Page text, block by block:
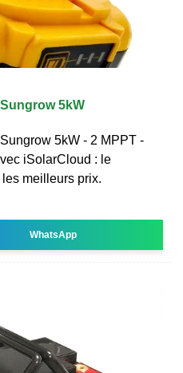
5kW
5kW - 2 MPPT -
iSolarCloud : le
meilleurs prix.
WhatsApp